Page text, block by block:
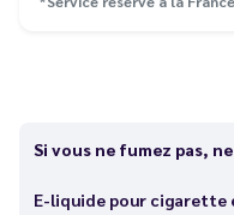
Si vous ne fumez pas,
E-liquide pour